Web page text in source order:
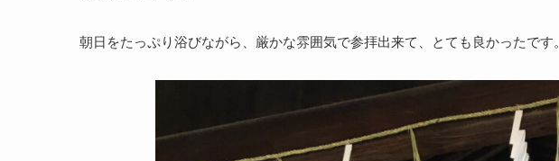
朝日をたっぷり浴びながら、厳かな雰囲気で参拝出来て、とても良かったです。